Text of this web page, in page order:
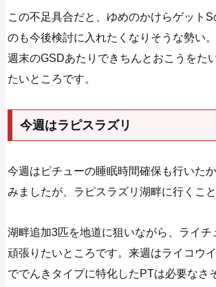
この不足具合だと、ゆめのかけらゲット
のも今後検討に入れたくなりそうな勢い
週末のGSDあたりできちんとおこうをた
たいところです。
今週はラピスラズリ
今週はピチューの睡眠時間確保も行いた
みましたが、ラピスラズリ湖畔に行くこと
湖畔追加3匹を地道に狙いながら、ライチ
頑張りたいところです。来週はライコウ
ででんきタイプに特化したPTは必要なさ